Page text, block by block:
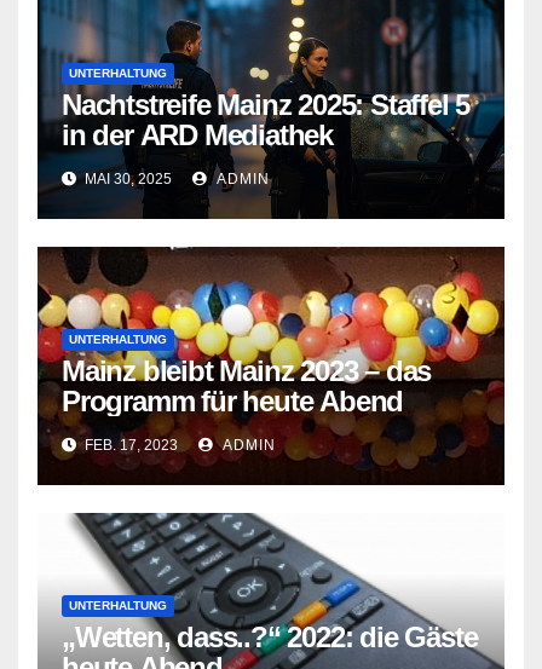
UNTERHALTUNG
Nachtstreife Mainz 2025: Staffel 5
in der ARD Mediathek
MAI 30, 2025 ADMIN
UNTERHALTUNG
Mainz bleibt Mainz 2023 – das
Programm für heute Abend
FEB. 17, 2023 ADMIN
UNTERHALTUNG
„Wetten, dass..?“ 2022: die Gäste